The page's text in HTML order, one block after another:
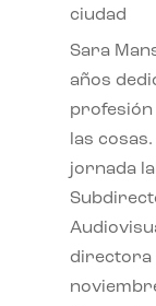
ciudad
Sara
años
profesión
las
jornada
directora